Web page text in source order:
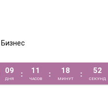
Бизнес
09
ДНЯ
: 11
ЧАСОВ
: 18
МИНУТ
: 51
СЕКУНД